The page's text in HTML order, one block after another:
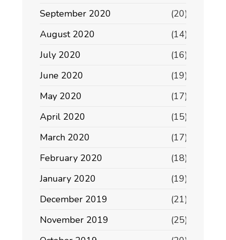
September 2020
(20)
August 2020
(14)
July 2020
(16)
June 2020
(19)
May 2020
(17)
April 2020
(15)
March 2020
(17)
February 2020
(18)
January 2020
(19)
December 2019
(21)
November 2019
(25)